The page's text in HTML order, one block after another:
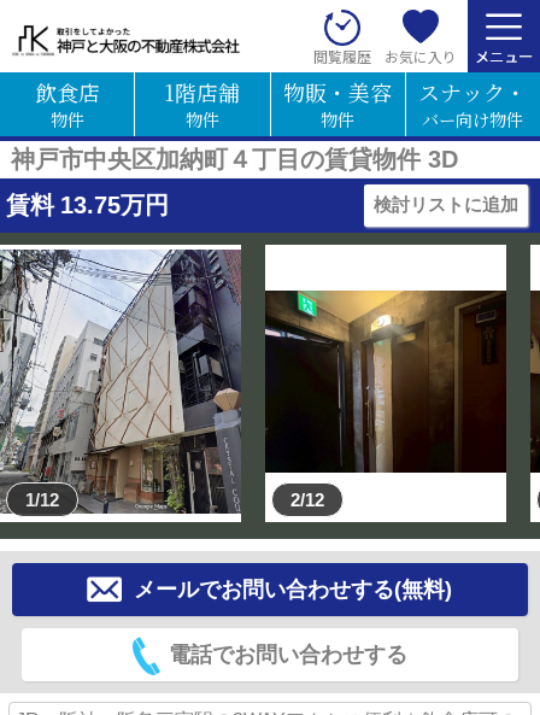
閲覧履歴 お気に入り
飲食店
物件
1階店舗
物件
物販・美容
物件
スナック・
バー向け物件
神戸市中央区加納町４丁目の賃貸物件 3D
賃料 13.75万円 検討リストに追加
1/12 2/12
メールでお問い合わせする(無料)
電話でお問い合わせする